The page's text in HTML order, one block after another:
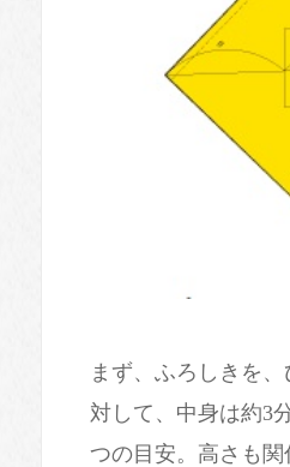
まず、ふろしきを
対して、中身は約3
つの目安。高さも